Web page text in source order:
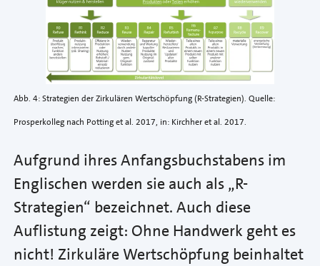
Abb. 4: Strategien der Zirkulären Wertschöpfung (R-Strategien). Quelle:
Prosperkolleg nach Potting et al. 2017, in: Kirchher et al. 2017.
Aufgrund ihres Anfangsbuchstabens im
Englischen werden sie auch als „R-
Strategien“ bezeichnet. Auch diese
Auflistung zeigt: Ohne Handwerk geht es
nicht! Zirkuläre Wertschöpfung beinhaltet